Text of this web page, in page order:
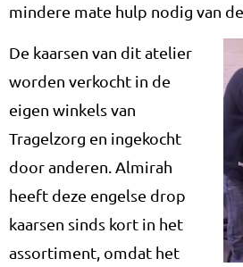
mindere mate hulp nodig van
De kaarsen van dit atelier
worden verkocht in de
eigen winkels van
Tragelzorg en ingekocht
door anderen. Almirah
heeft deze engelse drop
kaarsen sinds kort in het
assortiment, omdat het